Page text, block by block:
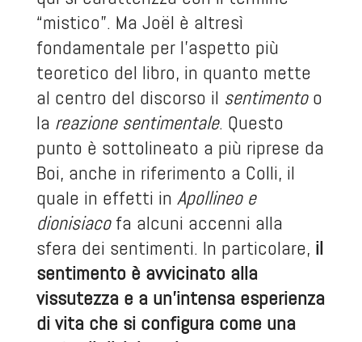
“mistico”. Ma Joël è altresì
fondamentale per l’aspetto più
teoretico del libro, in quanto mette
al centro del discorso il sentimentoo
la reazione sentimentale. Questo
punto è sottolineato a più riprese da
Boi, anche in riferimento a Colli, il
quale in effetti in Apollineo e
dionisiacofa alcuni accenni alla
sfera dei sentimenti. In particolare, il
sentimento è avvicinato alla
vissutezza e a un’intensa esperienza
di vita che si configura come una